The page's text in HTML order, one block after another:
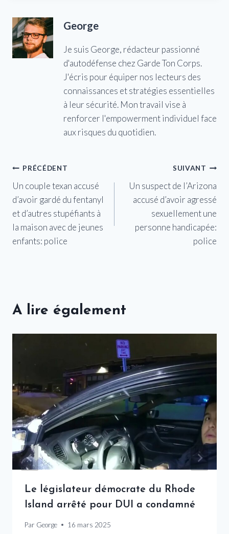
George
Je suis George, rédacteur passionné
d'autodéfense chez Garde Ton Corps.
J'écris pour équiper nos lecteurs des
connaissances et stratégies essentielles
à leur sécurité. Mon travail vise à
renforcer l'empowerment individuel face
aux risques du quotidien.
Navigation
de
l’article
PRÉCÉDENT
Un couple texan accusé
d’avoir gardé du fentanyl
et d’autres stupéfiants à
la maison avec de jeunes
enfants: police
SUIVANT
Un suspect de l’Arizona
accusé d’avoir agressé
sexuellement une
personne handicapée:
police
A lire également
Le législateur démocrate du Rhode
Island arrêté pour DUI a condamné
Par George 16 mars 2025